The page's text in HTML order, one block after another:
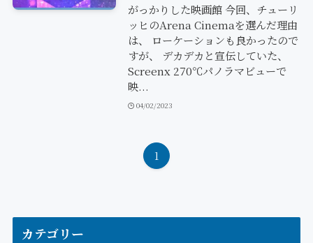
がっかりした映画館 今回、チューリ
ッヒのArena Cinemaを選んだ理由
は、 ローケーションも良かったので
すが、 デカデカと宣伝していた、
Screenx 270℃パノラマビューで
映...
04/02/2023
1
カテゴリー